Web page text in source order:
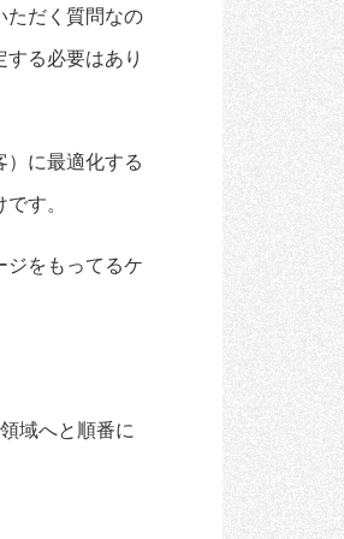
ただく質問なの
る必要はあり
）に最適化する
す。
ジをもってるケ
域へと順番に